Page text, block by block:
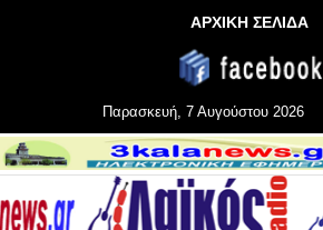
ΑΡΧΙΚΗ ΣΕΛΙΔΑ
Παρασκευή, 7 Αυγούστου 2026